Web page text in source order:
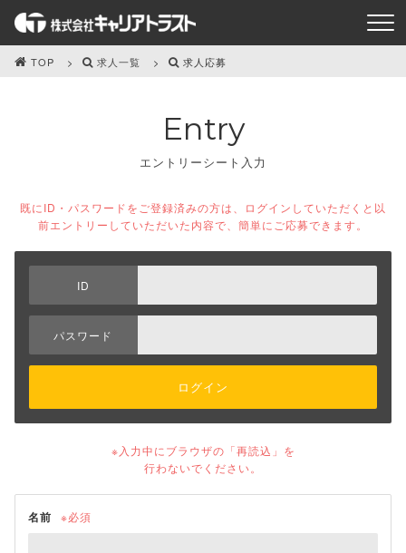
TOP 求人一覧 求人応募
Entry
エントリーシート入力
既にID・パスワードをご登録済みの方は、ログインしていただくと以
前エントリーしていただいた内容で、簡単にご応募できます。
ID
パスワード
※入力中にブラウザの「再読込」を
行わないでください。
名前 ※必須